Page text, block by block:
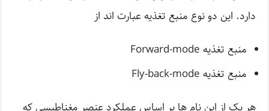
دارد. این دو نوع منبع تغذیه عبارت اند از
منبع تغذیه Forward-mode
منبع تغذیه Fly-back-mode